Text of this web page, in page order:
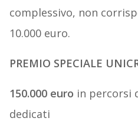
complessivo, non
10.000 euro.
PREMIO SPECIALE
150.000 euro in percorsi
dedicati